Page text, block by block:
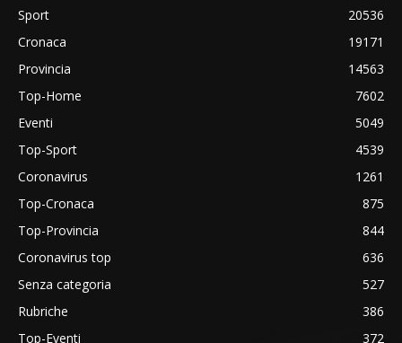
Sport
20536
Cronaca
19171
Provincia
14563
Top-Home
7602
Eventi
5049
Top-Sport
4539
Coronavirus
1261
Top-Cronaca
875
Top-Provincia
844
Coronavirus top
636
Senza categoria
527
Rubriche
386
Top-Eventi
372